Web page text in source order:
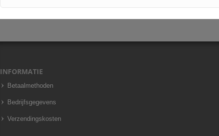
INFORMATIE
Betaalmethoden
Bedrijfsgegevens
Verzendingskosten